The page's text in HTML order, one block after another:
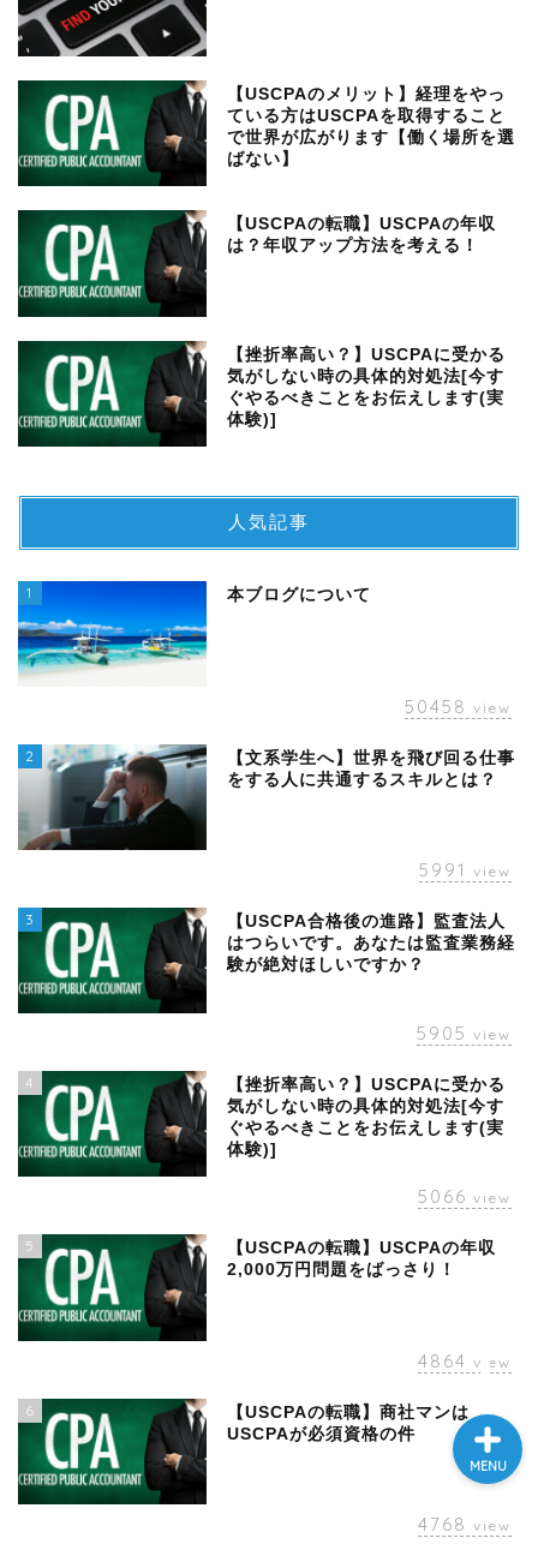
【USCPAのメリット】経理をやっ
ている方はUSCPAを取得すること
で世界が広がります【働く場所を選
ばない】
【USCPAの転職】USCPAの年収
は？年収アップ方法を考える！
【挫折率高い？】USCPAに受かる
気がしない時の具体的対処法[今す
ぐやるべきことをお伝えします(実
体験)]
人気記事
1 本ブログについて
50458 view
2
【文系学生へ】世界を飛び回る仕事
をする人に共通するスキルとは？
5991 view
3
【USCPA合格後の進路】監査法人
はつらいです。あなたは監査業務経
験が絶対ほしいですか？
5905 view
4
【挫折率高い？】USCPAに受かる
気がしない時の具体的対処法[今す
ぐやるべきことをお伝えします(実
体験)]
5066 view
5
【USCPAの転職】USCPAの年収
2,000万円問題をばっさり！
4864 view
6
【USCPAの転職】商社マンは
USCPAが必須資格の件
4768 view
MENU
本ブログについて
USCPA